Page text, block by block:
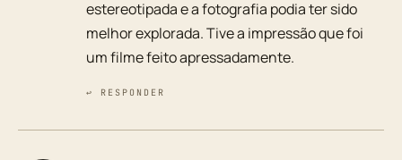
estereotipada e a fotografia podia ter sido
melhor explorada. Tive a impressão que foi
um filme feito apressadamente.
↩ RESPONDER